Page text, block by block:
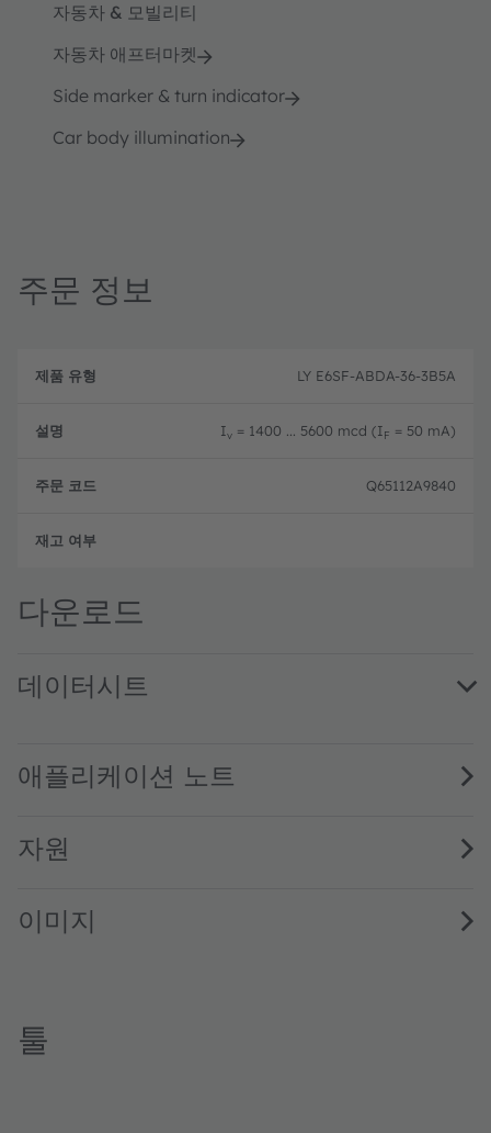
자동차 & 모빌리티
자동차 애프터마켓
Side marker & turn indicator
Car body illumination
주문 정보
품
설
LY E6SF-ABDA-36-3B5A
Iv = 1400 ... 5600 mcd (IF = 50 mA)
Q65112A9840
다운로드
데이터시트
애플리케이션 노트
자원
이미지
툴